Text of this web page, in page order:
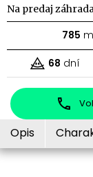
Na predaj
785
68 dní
Opis